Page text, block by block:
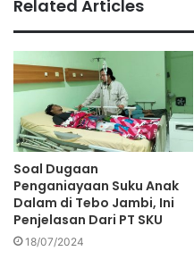
Related Articles
Soal Dugaan
Penganiayaan Suku Anak
Dalam di Tebo Jambi, Ini
Penjelasan Dari PT SKU
18/07/2024